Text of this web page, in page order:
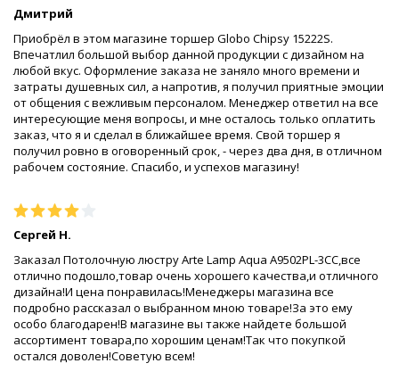
Дмитрий
Приобрёл в этом магазине торшер Globo Chipsy 15222S.
Впечатлил большой выбор данной продукции с дизайном на
любой вкус. Оформление заказа не заняло много времени и
затраты душевных сил, а напротив, я получил приятные эмоции
от общения с вежливым персоналом. Менеджер ответил на все
интересующие меня вопросы, и мне осталось только оплатить
заказ, что я и сделал в ближайшее время. Свой торшер я
получил ровно в оговоренный срок, - через два дня, в отличном
рабочем состояние. Спасибо, и успехов магазину!
Сергей Н.
Заказал Потолочную люстру Arte Lamp Aqua A9502PL-3CC,все
отлично подошло,товар очень хорошего качества,и отличного
дизайна!И цена понравилась!Менеджеры магазина все
подробно рассказал о выбранном мною товаре!За это ему
особо благодарен!В магазине вы также найдете большой
ассортимент товара,по хорошим ценам!Так что покупкой
остался доволен!Советую всем!